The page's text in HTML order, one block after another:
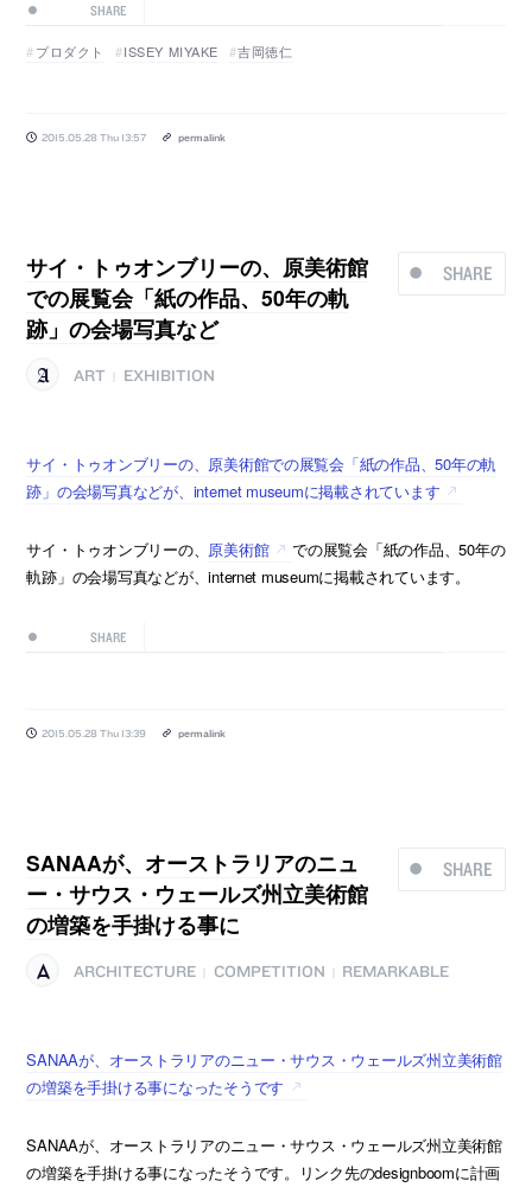
SHARE
プロダクト ISSEY MIYAKE 吉岡徳仁
2015.05.28 Thu 13:57 permalink
SHARE
サイ・トゥオンブリーの、原美術館
での展覧会「紙の作品、50年の軌
跡」の会場写真など
ART EXHIBITION
サイ・トゥオンブリーの、原美術館での展覧会「紙の作品、50年の軌
跡」の会場写真などが、internet museumに掲載されています
サイ・トゥオンブリーの、 原美術館
での展覧会「紙の作品、50年の
軌跡」の会場写真などが、internet museumに掲載されています。
SHARE
2015.05.28 Thu 13:39 permalink
SHARE
SANAAが、オーストラリアのニュ
ー・サウス・ウェールズ州立美術館
の増築を手掛ける事に
ARCHITECTURE COMPETITION REMARKABLE
SANAAが、オーストラリアのニュー・サウス・ウェールズ州立美術館
の増築を手掛ける事になったそうです
SANAAが、オーストラリアのニュー・サウス・ウェールズ州立美術館
の増築を手掛ける事になったそうです。リンク先のdesignboomに計画